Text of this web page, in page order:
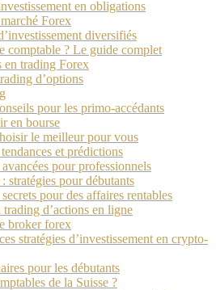
en obligations
Forex
diversifiés
comptable ? Le guide complet
en trading Forex
d’options
pour les primo-accédants
en bourse
le meilleur pour vous
et prédictions
pour professionnels
stratégies pour débutants
pour des affaires rentables
d’actions en ligne
broker forex
stratégies d’investissement en crypto-
pour les débutants
de la Suisse ?